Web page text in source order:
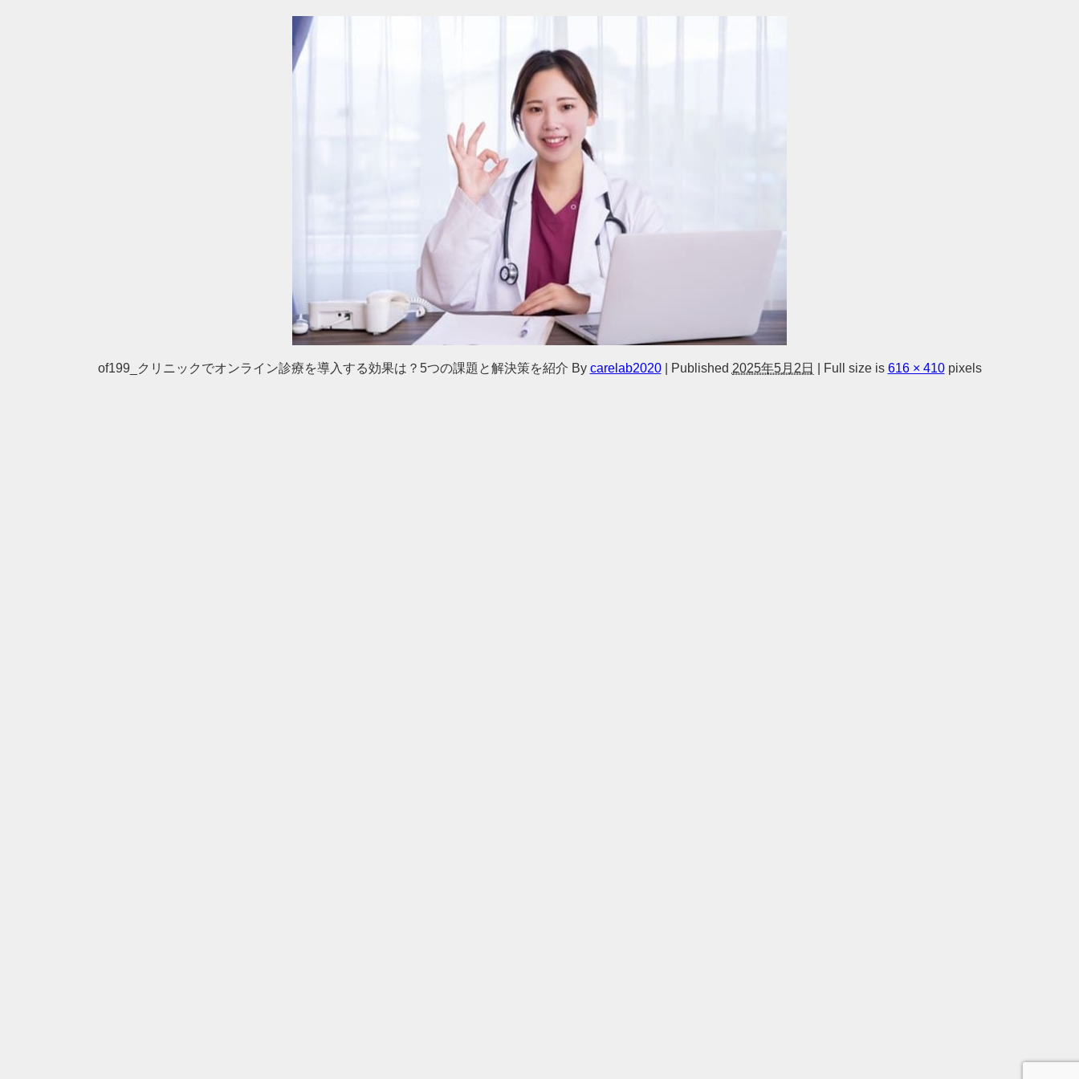
of199_クリニックでオンライン診療を導入する効果は？5つの課題と解決策を紹介 By carelab2020 Published 2025年5月2日 Full size is 616 × 410pixels